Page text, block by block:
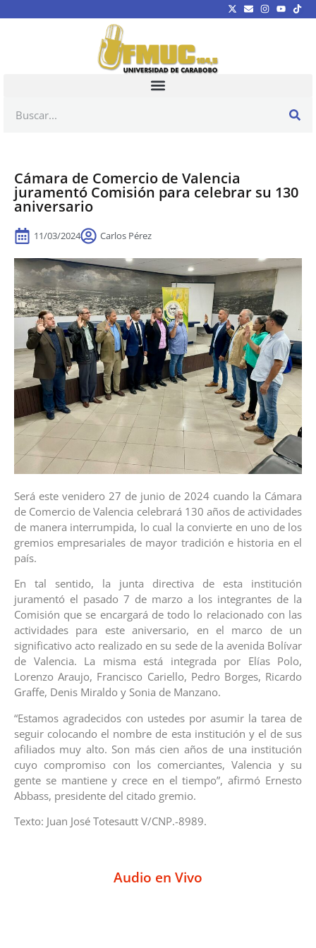
Cámara de Comercio de Valencia
juramentó Comisión para celebrar su 130
aniversario
11/03/2024 Carlos Pérez
Será este venidero 27 de junio de 2024 cuando la Cámara
de Comercio de Valencia celebrará 130 años de actividades
de manera interrumpida, lo cual la convierte en uno de los
gremios empresariales de mayor tradición e historia en el
país.
En tal sentido, la junta directiva de esta institución
juramentó el pasado 7 de marzo a los integrantes de la
Comisión que se encargará de todo lo relacionado con las
actividades para este aniversario, en el marco de un
significativo acto realizado en su sede de la avenida Bolívar
de Valencia. La misma está integrada por Elías Polo,
Lorenzo Araujo, Francisco Cariello, Pedro Borges, Ricardo
Graffe, Denis Miraldo y Sonia de Manzano.
“Estamos agradecidos con ustedes por asumir la tarea de
seguir colocando el nombre de esta institución y el de sus
afiliados muy alto. Son más cien años de una institución
cuyo compromiso con los comerciantes, Valencia y su
gente se mantiene y crece en el tiempo”, afirmó Ernesto
Abbass, presidente del citado gremio.
Texto: Juan José Totesautt V/CNP.-8989.
Audio en Vivo